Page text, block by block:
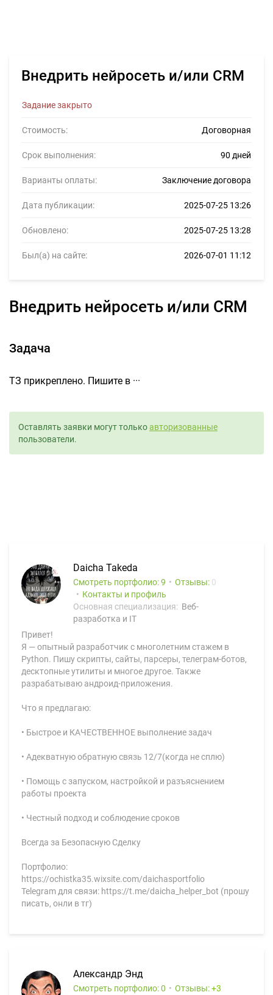
Внедрить нейросеть и/или CRM
Задание закрыто
Стоимость: Договорная
Срок выполнения: 90 дней
Варианты оплаты: Заключение договора
Дата публикации: 2025-07-25 13:26
Обновлено: 2025-07-25 13:28
Был(а) на сайте: 2026-07-01 11:12
Внедрить нейросеть и/или CRM
Задача
ТЗ прикреплено. Пишите в ···
Оставлять заявки могут толькоавторизованные
пользователи.
Daicha Takeda
Смотреть портфолио: 9 Отзывы: 0
Контакты и профиль
Основная специализация: Веб-
разработка и IT
Привет!
Я — опытный разработчик с многолетним стажем в
Python. Пишу скрипты, сайты, парсеры, телеграм-ботов,
десктопные утилиты и многое другое. Также
разрабатываю андроид-приложения.
Что я предлагаю:
• Быстрое и КАЧЕСТВЕННОЕ выполнение задач
• Адекватную обратную связь 12/7(когда не сплю)
• Помощь с запуском, настройкой и разъяснением
работы проекта
• Честный подход и соблюдение сроков
Всегда за Безопасную Сделку
Портфолио:
https://ochistka35.wixsite.com/daichasportfolio
Telegram для связи: https://t.me/daicha_helper_bot (прошу
писать, онли в тг)
Александр Энд
Смотреть портфолио: 0 Отзывы:
3